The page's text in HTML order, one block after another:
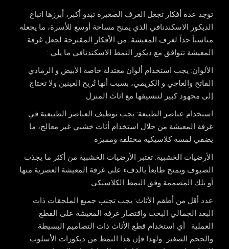
توجد عدة أفكار تجعل الغرف الصغيرة تبدو أكبر، أبرزها اتباع
الديكور الاسكندنافي الذي يمنح مساحة أوسع للأسرة، ما يجعله
مناسباً جداً لغرف المعيشة. من الأفكار المقترحة لجعل غرفة
المعيشة تتوافق مع ديكور النمط الاسكندنافي ما يلي :
الألوان: يجب استخدام ألوان معتدلة خاصة الأبيض و الرمادي
الفاتح والعاجي و الكريمي، بسبب أنها تُريح العينين ولا تحتاج
إلى مجهود كبير لتنسيقها مع اثاث المنزل
استخدام عناصر الطبيعة: يجب توظيف العناصر الطبيعية في
غرفة المعيشة من خلال استخدام أثاث خشبي غير معالج، ما
يضفي لمسة كلاسيكية مختلفة ومميزة
الأرضيات الخشبية: تعتبر الأرضيات الخشبية من أكثر ما يجذب
الضيوف ويمنح طابعاً بالدفء على غرفة المعيشة العصرية منها
أو تلك المصممة وفق النمط الكلاسيكي
عدد أقل من أطقم الأثاث: يجب تجنب جميع الملحقات ذات
البعد الجمالي البحت واقتصار غرفة المعيشة على القطع
العملية . أي استخدام قطع الأثاث ذات التصاميم البسيطة
والحجم الصغير. ولهذا فإن هذا النمط من ديكورات الأسلوب